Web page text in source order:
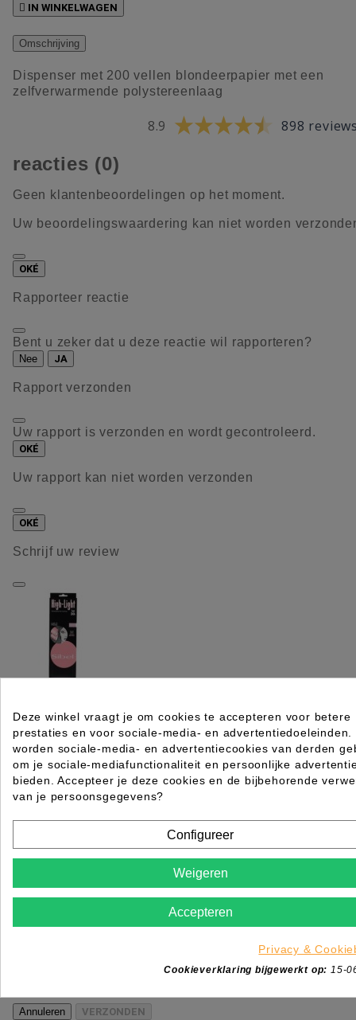
 IN WINKELWAGEN
Omschrijving
Dispenser met 200 vellen blondeerpapier met een
zelfverwarmende polystereenlaag
8.9 898
reacties (0)
Geen klantenbeoordelingen op het moment.
Uw beoordelingswaardering kan niet worden
OKÉ
Rapporteer reactie
Bent u zeker dat u deze reactie wil rapporteren?
Nee JA
Rapport verzonden
Uw rapport is verzonden en wordt gecontroleerd.
OKÉ
Uw rapport kan niet worden verzonden
OKÉ
Schrijf uw review
Rating forQuality
Please choose a rating for your review.
Uw naam
occaecat deserunt aliquip nisi ex deserunt.
Annuleren VERZONDEN
Deze winkel vraagt je om cookies te accepteren voor betere
prestaties en voor sociale-media- en advertentiedoeleinden.
worden sociale-media- en advertentiecookies van derden
om je sociale-mediafunctionaliteit en persoonlijke
bieden. Accepteer je deze cookies en de bijbehorende
van je persoonsgegevens?
Configureer
Weigeren
Accepteren
Privacy &
Cookieverklaring bijgewerkt op: 15-